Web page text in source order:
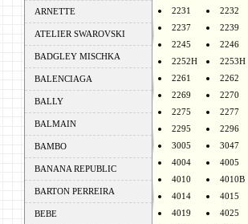
ARNETTE
ATELIER SWAROVSKI
BADGLEY MISCHKA
BALENCIAGA
BALLY
BALMAIN
BAMBO
BANANA REPUBLIC
BARTON PERREIRA
BEBE
2231
2232
2237
2239
2245
2246
2252H
2253H
2261
2262
2269
2270
2275
2277
2295
2296
3005
3047
4004
4005
4010
4010B
4014
4015
4019
4025